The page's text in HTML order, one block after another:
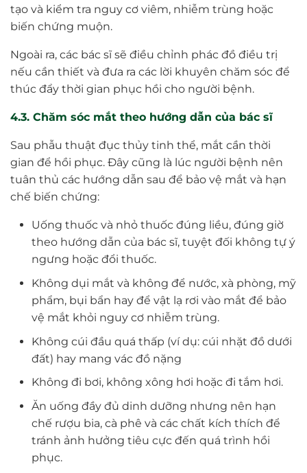
tạo và kiểm tra nguy cơ viêm, nhiễm trùng hoặc
biến chứng muộn.
Ngoài ra, các bác sĩ sẽ điều chỉnh phác đồ điều trị
nếu cần thiết và đưa ra các lời khuyên chăm sóc để
thúc đẩy thời gian phục hồi cho người bệnh.
4.3. Chăm sóc mắt theo hướng dẫn của bác sĩ
Sau phẫu thuật đục thủy tinh thể, mắt cần thời
gian để hồi phục. Đây cũng là lúc người bệnh nên
tuân thủ các hướng dẫn sau để bảo vệ mắt và hạn
chế biến chứng:
Uống thuốc và nhỏ thuốc đúng liều, đúng giờ
theo hướng dẫn của bác sĩ, tuyệt đối không tự ý
ngưng hoặc đổi thuốc.
Không dụi mắt và không để nước, xà phòng, mỹ
phẩm, bụi bẩn hay để vật lạ rơi vào mắt để bảo
vệ mắt khỏi nguy cơ nhiễm trùng.
Không cúi đầu quá thấp (ví dụ: cúi nhặt đồ dưới
đất) hay mang vác đồ nặng
Không đi bơi, không xông hơi hoặc đi tắm hơi.
Ăn uống đầy đủ dinh dưỡng nhưng nên hạn
chế rượu bia, cà phê và các chất kích thích để
tránh ảnh hưởng tiêu cực đến quá trình hồi
phục.